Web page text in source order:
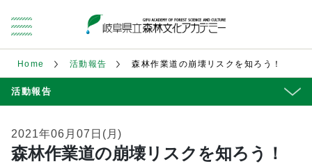
Home 活動報告 森林作業道の崩壊リスクを知ろう！
活動報告
2021年06月07日(月)
森林作業道の崩壊リスクを知ろう！